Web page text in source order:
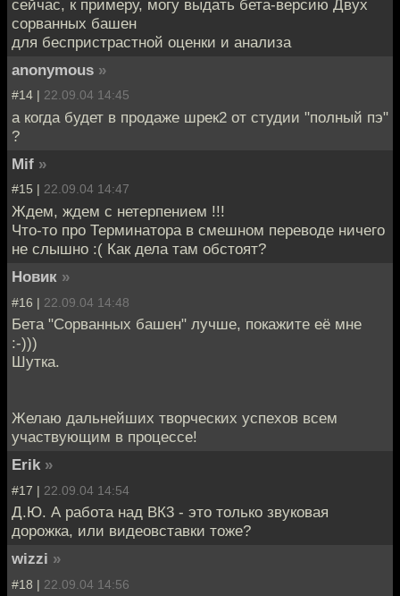
сейчас, к примеру, могу выдать бета-версию Двух
сорванных башен
для беспристрастной оценки и анализа
anonymous »
#14 | 22.09.04 14:45
а когда будет в продаже шрек2 от студии "полный пэ"
?
Mif »
#15 | 22.09.04 14:47
Ждем, ждем с нетерпением !!!
Что-то про Терминатора в смешном переводе ничего
не слышно :( Как дела там обстоят?
Новик »
#16 | 22.09.04 14:48
Бета "Сорванных башен" лучше, покажите её мне
:-)))
Шутка.
Желаю дальнейших творческих успехов всем
участвующим в процессе!
Erik »
#17 | 22.09.04 14:54
Д.Ю. А работа над ВК3 - это только звуковая
дорожка, или видеовставки тоже?
wizzi »
#18 | 22.09.04 14:56